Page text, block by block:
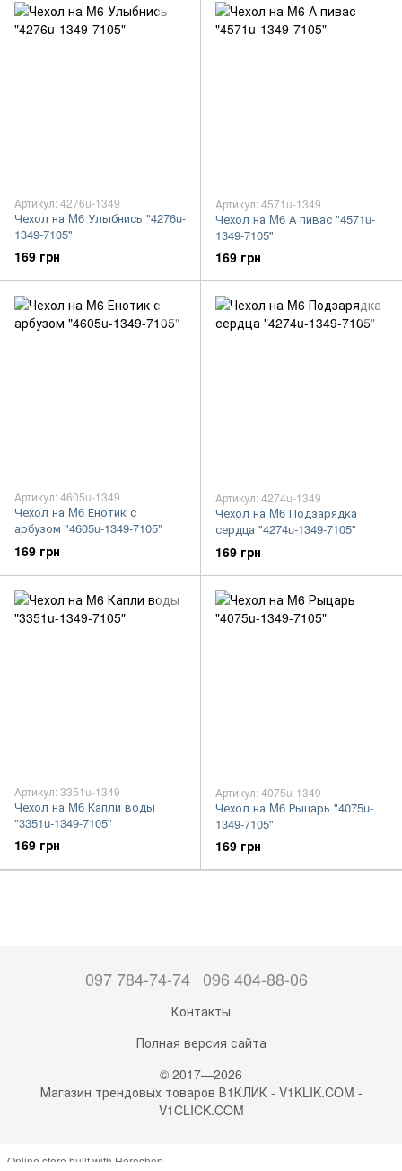
Артикул: 4276u-1349
Чехол на M6 Улыбнись "4276u-
1349-7105"
169 грн
Артикул: 4571u-1349
Чехол на M6 А пивас "4571u-
1349-7105"
169 грн
Артикул: 4605u-1349
Чехол на M6 Енотик с
арбузом "4605u-1349-7105"
169 грн
Артикул: 4274u-1349
Чехол на M6 Подзарядка
сердца "4274u-1349-7105"
169 грн
Артикул: 3351u-1349
Чехол на M6 Капли воды
"3351u-1349-7105"
169 грн
Артикул: 4075u-1349
Чехол на M6 Рыцарь "4075u-
1349-7105"
169 грн
097 784-74-74 096 404-88-06
Контакты
Полная версия сайта
© 2017—2026
Магазин трендовых товаров В1КЛИК - V1KLIK.COM -
V1CLICK.COM
Online store built with Horoshop